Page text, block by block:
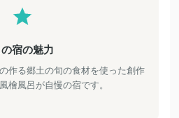
宿の魅力
作る郷土の旬の食材を使った創作
檜風呂が自慢の宿です。